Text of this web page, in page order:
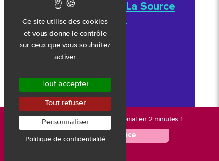
Ce site utilise des cookies
et vous donne le contrôle
sur ceux que vous souhaitez
activer
Tout accepter
Tout refuser
Personnaliser
Politique de confidentialité
Nouveau :votre bilan patrimonial en 2 minutes !
🚀 Je me lance
Le Prélèvement À La Source
Lors De Situations
Particulières
Le 04/09/2018
Blog Patrimoine : les
nouveautés patrimoniales